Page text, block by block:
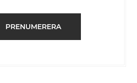
PRENUMERERA